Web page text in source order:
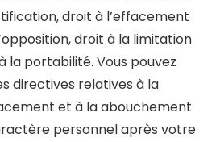
droit à l’effacement
droit à la limitation
la portabilité. Vous pouvez
directives relatives à la
et à la abouchement
personnel après votre